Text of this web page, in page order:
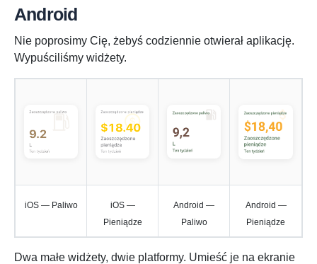
Android
Nie poprosimy Cię, żebyś codziennie otwierał aplikację.
Wypuściliśmy widżety.
iOS — Paliwo
iOS —
Pieniądze
Android —
Paliwo
Android —
Pieniądze
Dwa małe widżety, dwie platformy. Umieść je na ekranie